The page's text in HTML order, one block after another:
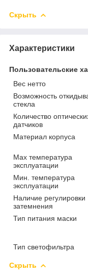
Скрыть
Характеристики
Пользовательские
Вес нетто
Возможность
стекла
Количество
датчиков
Материал корпуса
Мах температура
эксплуатации
Мин. температура
эксплуатации
Наличие регулировки
затемнения
Тип питания маски
Тип светофильтра
Скрыть